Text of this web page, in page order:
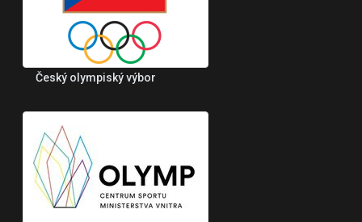
Český olympiský výbor